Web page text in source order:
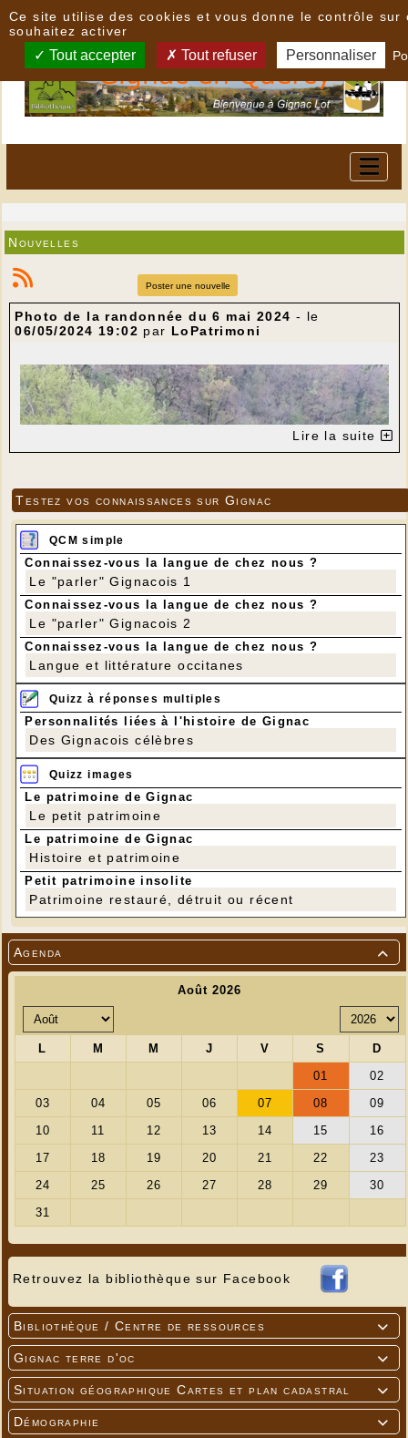

Agenda
Retrouvez la bibliothèque sur Facebook

Bibliothèque / Centre de ressources

Gignac terre d'oc

Situation géographique Cartes et plan cadastral

Démographie
Nouvelles
Poster une nouvelle
Photo de la randonnée du 6 mai 2024 - le
06/05/2024 19:02 par LoPatrimoni
Nous étions 6, entre averses et soleil, pour récolter
les derniers brins de muguet de la Combe de la
Dame.
Lire la suite
Testez vos connaissances sur Gignac
QCM simple
Connaissez-vous la langue de chez nous ?
Le "parler" Gignacois 1
Connaissez-vous la langue de chez nous ?
Le "parler" Gignacois 2
Connaissez-vous la langue de chez nous ?
Langue et littérature occitanes
Quizz à réponses multiples
Personnalités liées à l'histoire de Gignac
Des Gignacois célèbres
Quizz images
Le patrimoine de Gignac
Le petit patrimoine
Le patrimoine de Gignac
Histoire et patrimoine
Petit patrimoine insolite
Patrimoine restauré, détruit ou récent
Ce site utilise des cookies et vous donne le contrôle sur
souhaitez activer
Tout accepter Tout refuser Personnaliser